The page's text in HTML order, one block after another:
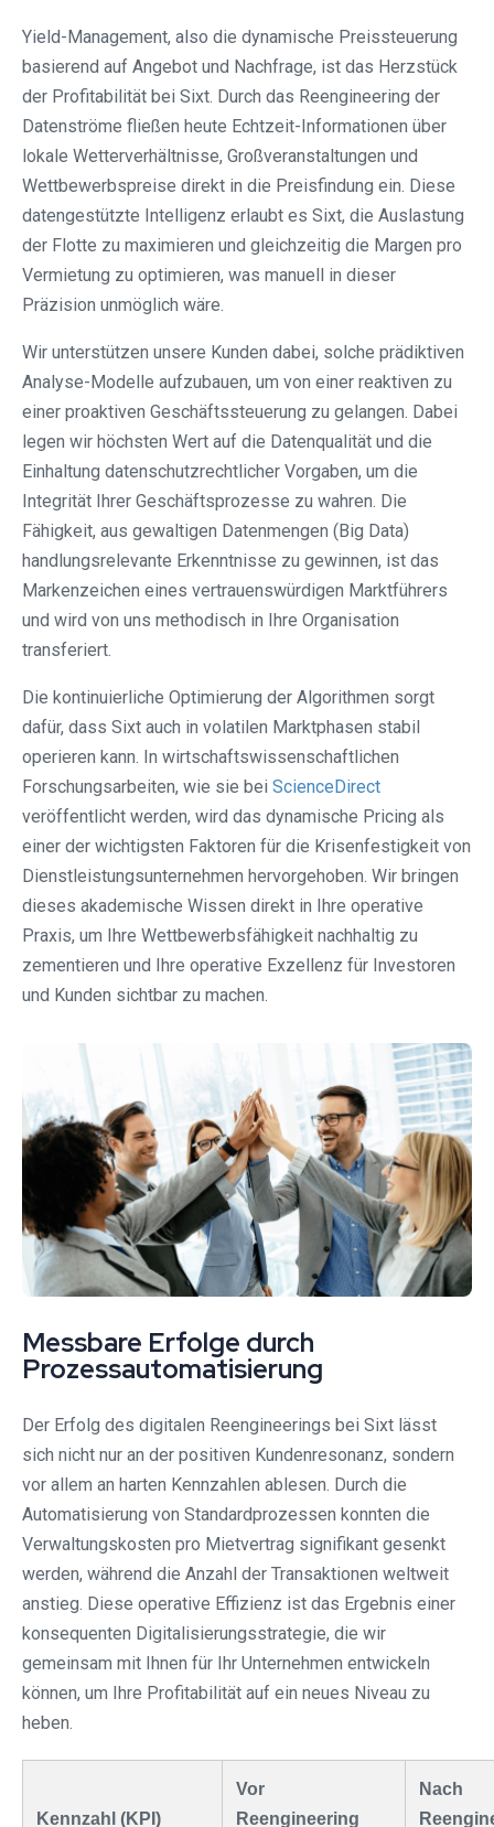
Yield-Management, also die dynamische Preissteuerung
basierend auf Angebot und Nachfrage, ist das Herzstück
der Profitabilität bei Sixt. Durch das Reengineering der
Datenströme fließen heute Echtzeit-Informationen über
lokale Wetterverhältnisse, Großveranstaltungen und
Wettbewerbspreise direkt in die Preisfindung ein. Diese
datengestützte Intelligenz erlaubt es Sixt, die Auslastung
der Flotte zu maximieren und gleichzeitig die Margen pro
Vermietung zu optimieren, was manuell in dieser
Präzision unmöglich wäre.
Wir unterstützen unsere Kunden dabei, solche prädiktiven
Analyse-Modelle aufzubauen, um von einer reaktiven zu
einer proaktiven Geschäftssteuerung zu gelangen. Dabei
legen wir höchsten Wert auf die Datenqualität und die
Einhaltung datenschutzrechtlicher Vorgaben, um die
Integrität Ihrer Geschäftsprozesse zu wahren. Die
Fähigkeit, aus gewaltigen Datenmengen (Big Data)
handlungsrelevante Erkenntnisse zu gewinnen, ist das
Markenzeichen eines vertrauenswürdigen Marktführers
und wird von uns methodisch in Ihre Organisation
transferiert.
Die kontinuierliche Optimierung der Algorithmen sorgt
dafür, dass Sixt auch in volatilen Marktphasen stabil
operieren kann. In wirtschaftswissenschaftlichen
Forschungsarbeiten, wie sie bei ScienceDirect
veröffentlicht werden, wird das dynamische Pricing als
einer der wichtigsten Faktoren für die Krisenfestigkeit von
Dienstleistungsunternehmen hervorgehoben. Wir bringen
dieses akademische Wissen direkt in Ihre operative
Praxis, um Ihre Wettbewerbsfähigkeit nachhaltig zu
zementieren und Ihre operative Exzellenz für Investoren
und Kunden sichtbar zu machen.
Messbare Erfolge durch
Prozessautomatisierung
Der Erfolg des digitalen Reengineerings bei Sixt lässt
sich nicht nur an der positiven Kundenresonanz, sondern
vor allem an harten Kennzahlen ablesen. Durch die
Automatisierung von Standardprozessen konnten die
Verwaltungskosten pro Mietvertrag signifikant gesenkt
werden, während die Anzahl der Transaktionen weltweit
anstieg. Diese operative Effizienz ist das Ergebnis einer
konsequenten Digitalisierungsstrategie, die wir
gemeinsam mit Ihnen für Ihr Unternehmen entwickeln
können, um Ihre Profitabilität auf ein neues Niveau zu
heben.
Kennzahl (KPI)
Vor
Reengineering
Nach